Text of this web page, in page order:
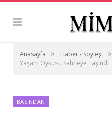
Anasayfa » Haber - Söyleşi »
Yaşam Öyküsü Sahneye Taşındı
BASINDAN